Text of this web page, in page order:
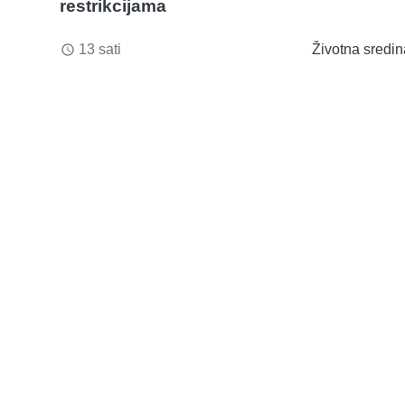
restrikcijama
access_time 13 sati Životna